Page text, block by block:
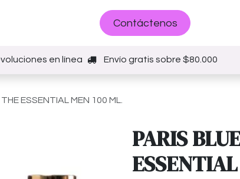
Contáctenos
en línea Envío gratis sobre $80.000
ESSENTIAL MEN 100 ML.
PARIS